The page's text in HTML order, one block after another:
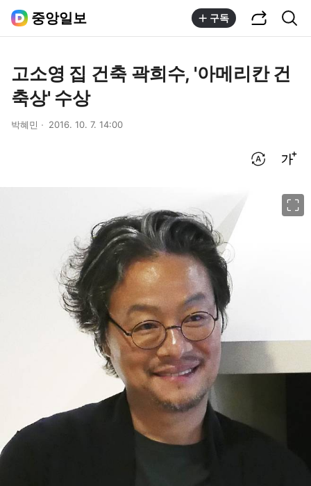
중앙일보 구독
고소영 집 건축 곽희수, '아메리칸 건
축상' 수상
박혜민 2016. 10. 7. 14:00